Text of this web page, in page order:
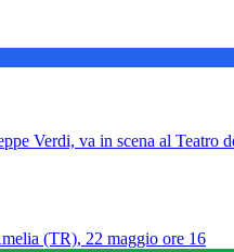
Verdi, va in scena al Teatro